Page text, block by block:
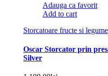
Adauga ca favorit
Add to cart
Storcatoare fructe si legume
Oscar Storcator prin
Silver